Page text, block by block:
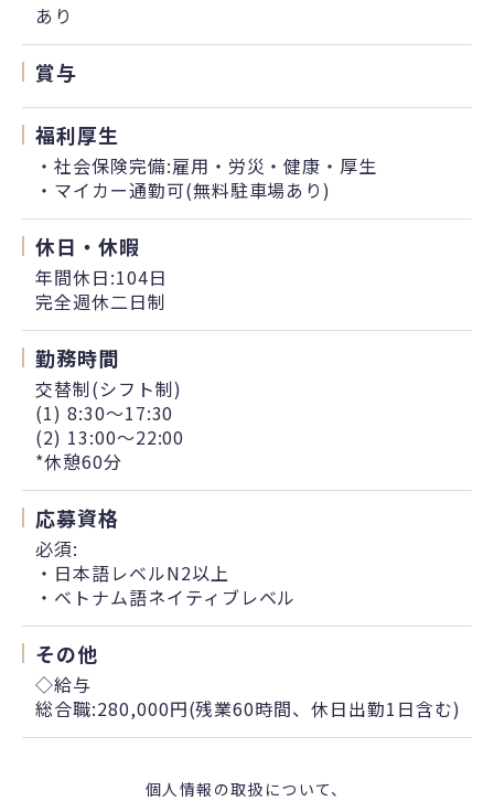
あり
賞与
福利厚生
・社会保険完備:雇用・労災・健康・厚生
・マイカー通勤可(無料駐車場あり)
休日・休暇
年間休日:104日
完全週休二日制
勤務時間
交替制(シフト制)
(1) 8:30～17:30
(2) 13:00～22:00
*休憩60分
応募資格
必須:
・日本語レベルN2以上
・ベトナム語ネイティブレベル
その他
◇給与
総合職:280,000円(残業60時間、休日出勤1日含む)
個人情報の取扱について、